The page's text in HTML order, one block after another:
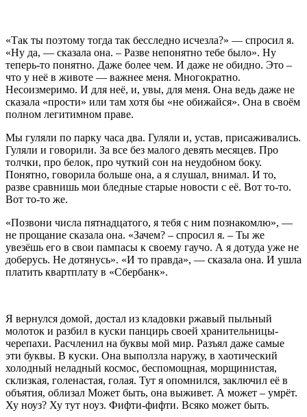
«Так ты поэтому тогда так бесследно исчезла?» — спросил я.
«Ну да, — сказала она. – Разве непонятно тебе было». Ну
теперь-то понятно. Даже более чем. И даже не обидно. Это –
что у неё в животе — важнее меня. Многократно.
Несоизмеримо. И для неё, и, увы, для меня. Она ведь даже не
сказала «прости» или там хотя бы «не обижайся». Она в своём
полном легитимном праве.
Мы гуляли по парку часа два. Гуляли и, устав, присаживались.
Гуляли и говорили. За все без малого девять месяцев. Про
толчки, про белок, про чуткий сон на неудобном боку.
Понятно, говорила больше она, а я слушал, внимал. И то,
разве сравнишь мои бледные старые новости с её. Вот то-то.
Вот то-то же.
«Позвони числа пятнадцатого, я тебя с ним познакомлю», —
не прощание сказала она. «Зачем? – спросил я. – Ты же
увезёшь его в свои пампасы к своему гаучо. А я дотуда уже не
доберусь. Не дотянусь». «И то правда», — сказала она. И ушла
платить квартплату в «Сбербанк».
Я вернулся домой, достал из кладовки ржавый пыльный
молоток и разбил в куски панцирь своей хранительницы-
черепахи. Расчленил на буквы мой мир. Разъял даже самые
эти буквы. В куски. Она выползла наружу, в хаотический
холодный неладный космос, беспомощная, морщинистая,
склизкая, голенастая, голая. Тут я опомнился, заключил её в
объятия, облизал Может быть, она выживет. А может – умрёт.
Ху ноуз? Ху тут ноуз. Фифти-фифти. Всяко может быть.